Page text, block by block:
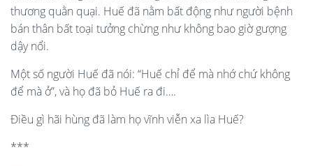
thương quằn quại. Huế đã nằm bất động như người bệnh
bán thân bất toại tưởng chừng như không bao giờ gượng
dậy nổi.
Một số người Huế đã nói: “Huế chỉ để mà nhớ chứ không
để mà ở”, và họ đã bỏ Huế ra đi….
Điều gì hãi hùng đã làm họ vĩnh viễn xa lìa Huế?
***